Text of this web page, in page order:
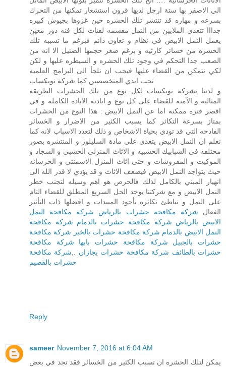
الي الاصفر بها ستة ارجل لديها قرون استشعار تمكنها من التحرك
بسرعه و مهاره قد تنتشر تلك الحشره حين غزوها بجيوش كبيره
جدااا تتعدي الملايين من النمل مقسمه لفئات لكل فئه دور معين
يعمل النمل الابيض في نظام و تعاون دائم فبرغم ما تسببه تلك
الحشره من خسائر كارثيه و برغم صغر حجمها الضئيل الا انه من
الصعب جدا التحكم في وجود تلك الحشره و السيطره عليها و لكن
لكي نتمكن من القضاء عليها فيجب ان نلجأ الى البرامج العلميه
تحت ايدي المتخصصين كما شركة تويكسات
و لدينا بشركة تويكسات لكل نوع من تلك الحشرات الطريقه
المثاليه و الآمنه للقضاء على كل نوع و ابادته الاباده الكامله و في
اقصر فتره ممكنه اما عن النمل الابيض : هذا النوع من الحشرات
بمتاز بسرعة التكاثر كما يسبب الكثير من الاضرار و الخسائر
الفادحه التي قد تودي بحياة الاشخاص و ذلك لتعدد الاسباب لانه كما
نعلم ان النمل الابيض يتغذى على مادة السليلوز و المنتشره بصور
مختلفه في الشبابيك الخشبيه و الاثاث المنزلي الخشبي و السجاد و
الموكيت و المفروشات و حتى اثاث المنزل الاسمنتي و الخرسانه
حيث يتواجد النمل الابيض فيضعف الاثاث و قد يؤدي لا قدر الله الى
انهيار المبني بالكامل لذلك فالحرص هو اهم وسيله لتجنب خطر
النمل الابيض و مع شركتنا يوجد الحل السريع المطلق للقضاء التام
على النمل و تباطئ تكاثره بأجود المبيدات و افضلها ذات التأثير
الفعال شركة مكافحة حشرات بالرياض
شركة مكافحة النمل
الابيض بالرياض شركة مكافحة حشرات بالدمام شركة مكافحة
النمل الابيض بالدمام شركة مكافحة حشرات بالخبر
شركة مكافحة
حشرات بالجبيل
شركة مكافحة حشرات بابها
شركة مكافحة
حشرات بالطائف شركة مكافحة حشرات بجازان
شركة مكافحة
حشرات بالقصيم
Reply
sameer November 7, 2016 at 6:04 AM
يمكن لتلك الحشره ان تسبب الكثير من الخسائر فقد تجد في بعض